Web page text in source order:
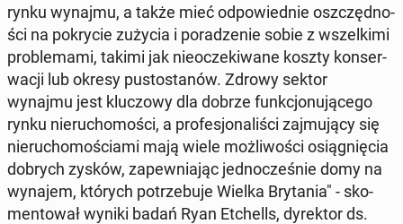
rynku wynajmu, a także mieć od­po­wied­nie oszczęd­no­
ści na po­kry­cie zużycia i po­ra­dze­nie sobie z wszel­ki­mi
pro­ble­ma­mi, takimi jak nie­ocze­ki­wa­ne koszty kon­ser­
wa­cji lub okresy pu­sto­sta­nów. Zdrowy sektor
wynajmu jest klu­czo­wy dla dobrze funk­cjo­nu­ją­ce­go
rynku nie­ru­cho­mo­ści, a pro­fe­sjo­na­li­ści zaj­mu­ją­cy się
nie­ru­cho­mo­ścia­mi mają wiele moż­li­wo­ści osią­gnię­cia
dobrych zysków, za­pew­nia­jąc jed­no­cze­śnie domy na
wynajem, których po­trze­bu­je Wielka Bry­ta­nia" - sko­
men­to­wał wyniki badań Ryan Et­chells, dy­rek­tor ds.